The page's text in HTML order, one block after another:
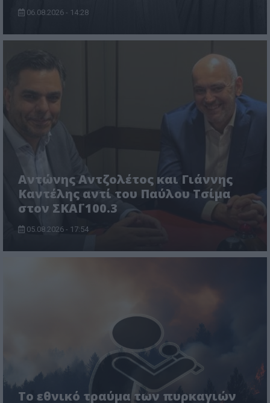
06.08.2026 - 14:28
Αντώνης Αντζολέτος και Γιάννης
Καντέλης αντί του Παύλου Τσίμα
στον ΣΚΑΪ 100.3
05.08.2026 - 17:54
Το εθνικό τραύμα των πυρκαγιών